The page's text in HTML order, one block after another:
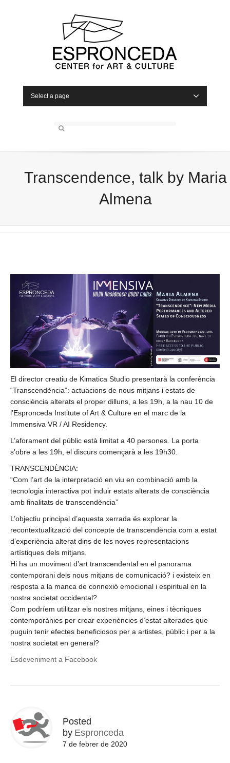
Select a page
Transcendence, talk by Maria
Almena
El director creatiu de Kimatica Studio presentarà la conferència
“Transcendència”: actuacions de nous mitjans i estats de
consciència alterats el proper dilluns, a les 19h, a la nau 10 de
l’Espronceda Institute of Art & Culture en el marc de la
Immensiva VR / AI Residency.
L’aforament del públic està limitat a 40 persones. La porta
s’obre a les 19h, el discurs començarà a les 19h30.
TRANSCENDÈNCIA:
“Com l’art de la interpretació en viu en combinació amb la
tecnologia interactiva pot induir estats alterats de consciència
amb finalitats de transcendència”
L’objectiu principal d’aquesta xerrada és explorar la
recontextualització del concepte de transcendència com a estat
d’experiència alterat dins de les noves representacions
artístiques dels mitjans.
Hi ha un moviment d’art transcendental en el panorama
contemporani dels nous mitjans de comunicació? i existeix en
resposta a la manca de connexió emocional i espiritual en la
nostra societat occidental?
Com podríem utilitzar els nostres mitjans, eines i tècniques
contemporànies per crear experiències d’estat alterades que
puguin tenir efectes beneficiosos per a artistes, públic i per a la
nostra societat en general?
Esdeveniment a Facebook
Posted
by Espronceda
7 de febrer de 2020